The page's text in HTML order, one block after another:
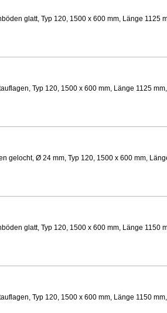
glatt, Typ 120, 1500 x 600 mm, Länge 1125
Typ 120, 1500 x 600 mm, Länge 1125
gelocht, Ø 24 mm, Typ 120, 1500 x 600 mm,
glatt, Typ 120, 1500 x 600 mm, Länge 1150
Typ 120, 1500 x 600 mm, Länge 1150